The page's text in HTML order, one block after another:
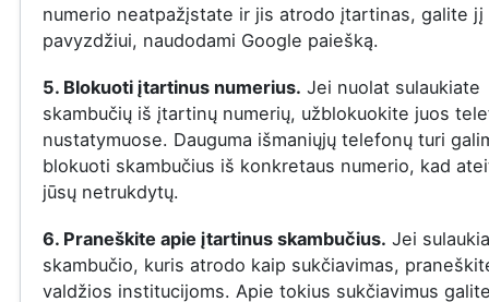
numerio neatpažįstate ir jis atrodo įtartinas, galite
pavyzdžiui, naudodami Google paiešką.
5. Blokuoti įtartinus numerius. Jei nuolat sulaukiate
skambučių iš įtartinų numerių, užblokuokite juos
nustatymuose. Dauguma išmaniųjų telefonų turi
blokuoti skambučius iš konkretaus numerio, kad
jūsų netrukdytų.
6. Praneškite apie įtartinus skambučius. Jei
skambučio, kuris atrodo kaip sukčiavimas,
valdžios institucijoms. Apie tokius sukčiavimus